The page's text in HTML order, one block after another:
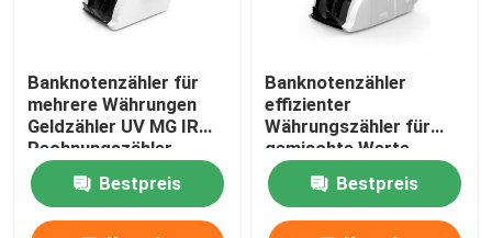
Banknotenzähler für
mehrere Währungen
Geldzähler UV MG IR
Rechnungszähler
Bestpreis
Banknotenzähler
effizienter
Währungszähler für
gemischte Werte
Bestpreis